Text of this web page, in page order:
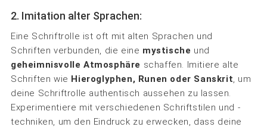
2. Imitation alter Sprachen:
Eine Schriftrolle ist oft mit alten Sprachen und
Schriften verbunden, die eine mystische und
geheimnisvolle Atmosphäre schaffen. Imitiere alte
Schriften wie Hieroglyphen, Runen oder Sanskrit, um
deine Schriftrolle authentisch aussehen zu lassen.
Experimentiere mit verschiedenen Schriftstilen und -
techniken, um den Eindruck zu erwecken, dass deine